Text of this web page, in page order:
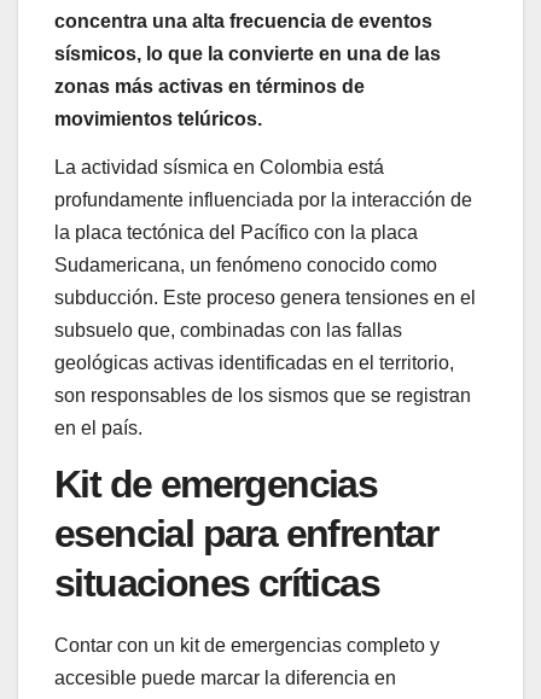
concentra una alta frecuencia de eventos
sísmicos, lo que la convierte en una de las
zonas más activas en términos de
movimientos telúricos.
La actividad sísmica en Colombia está
profundamente influenciada por la interacción de
la placa tectónica del Pacífico con la placa
Sudamericana, un fenómeno conocido como
subducción. Este proceso genera tensiones en el
subsuelo que, combinadas con las fallas
geológicas activas identificadas en el territorio,
son responsables de los sismos que se registran
en el país.
Kit de emergencias
esencial para enfrentar
situaciones críticas
Contar con un kit de emergencias completo y
accesible puede marcar la diferencia en